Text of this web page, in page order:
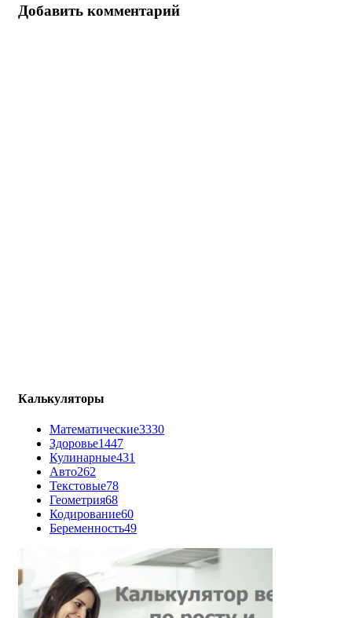
Добавить комментарий
Калькуляторы
Математические3330
Здоровье1447
Кулинарные431
Авто262
Текстовые78
Геометрия68
Кодирование60
Беременность49